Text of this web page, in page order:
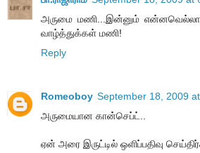
அருமை மணி...இன்னும்
வாழ்த்துக்கள் மணி!
Reply
Romeoboy September 18, 2009
அருமையான கான்செப்ட்..
ஏன் அரை இருட்டில் ஒளிப்பதிவு